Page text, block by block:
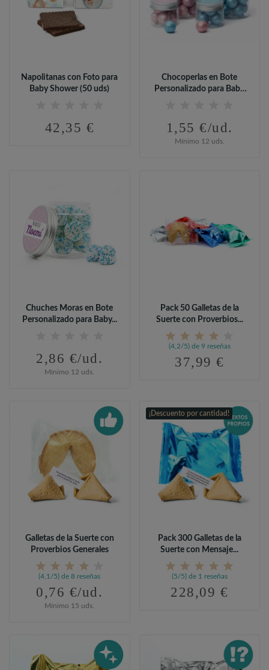
Napolitanas con Foto para
Baby Shower (50 uds)
42,35 €
Chocoperlas en Bote
Personalizado para Baby
1,55 €/ud.
Mínimo 12 uds.
Chuches Moras en Bote
Personalizado para Baby...
2,86 €/ud.
Mínimo 12 uds.
Pack 50 Galletas de la
Suerte con Proverbios...
(4,2/5) de 9 reseñas
37,99 €
Galletas de la Suerte con
Proverbios Generales
(4,1/5) de 8 reseñas
0,76 €/ud.
Mínimo 15 uds.
¡Descuento por cantidad!
Pack 300 Galletas de la
Suerte con Mensaje...
(5/5) de 1 reseñas
228,09 €